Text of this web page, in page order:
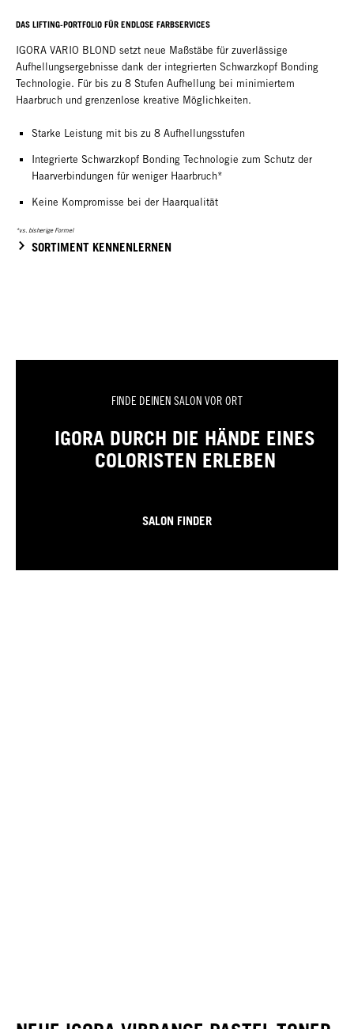
DAS LIFTING-PORTFOLIO FÜR ENDLOSE FARBSERVICES
IGORA VARIO BLOND setzt neue Maßstäbe für zuverlässige
Aufhellungsergebnisse dank der integrierten Schwarzkopf Bonding
Technologie. Für bis zu 8 Stufen Aufhellung bei minimiertem
Haarbruch und grenzenlose kreative Möglichkeiten.
Starke Leistung mit bis zu 8 Aufhellungsstufen
Integrierte Schwarzkopf Bonding Technologie zum Schutz der
Haarverbindungen für weniger Haarbruch*
Keine Kompromisse bei der Haarqualität
*vs. bisherige Formel
SORTIMENT KENNENLERNEN
FINDE DEINEN SALON VOR ORT
IGORA DURCH DIE HÄNDE EINES
COLORISTEN ERLEBEN
SALON FINDER